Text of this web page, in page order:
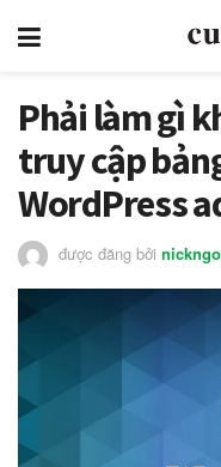
Phải làm gì
truy cập
WordPress
được đăng bởi